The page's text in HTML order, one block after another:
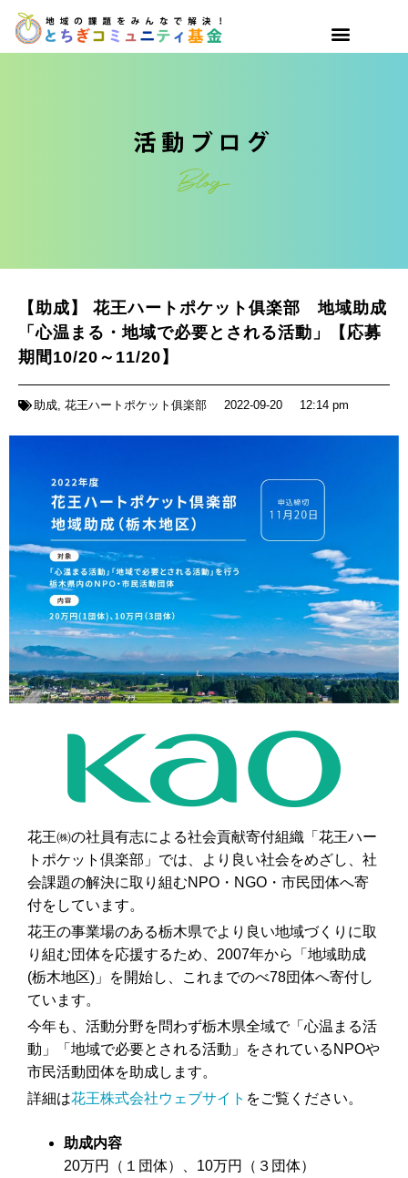
【助成】 花王ハートポケット俱楽部 地域助成
「心温まる・地域で必要とされる活動」【応募
期間10/20～11/20】
助成, 花王ハートポケット俱楽部 2022-09-20 12:14 pm
花王㈱の社員有志による社会貢献寄付組織「花王ハー
トポケット倶楽部」では、より良い社会をめざし、社
会課題の解決に取り組むNPO・NGO・市民団体へ寄
付をしています。
花王の事業場のある栃木県でより良い地域づくりに取
り組む団体を応援するため、2007年から「地域助成
(栃木地区)」を開始し、これまでのべ78団体へ寄付し
ています。
今年も、活動分野を問わず栃木県全域で「心温まる活
動」「地域で必要とされる活動」をされているNPOや
市民活動団体を助成します。
詳細は花王株式会社ウェブサイト をご覧ください。
助成内容
20万円（１団体）、10万円（３団体）